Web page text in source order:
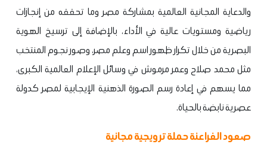
والدعاية المجانية العالمية بمشاركة مصر وما تحققه من إنجازات
رياضية ومستويات عالية في الأداء، بالإضافة إلى ترسيخ الهوية
البصرية من خلال تكرار ظهور اسم وعلم مصر، وصور نجوم المنتخب
مثل محمد صلاح وعمر مرموش في وسائل الإعلام العالمية الكبرى،
مما يسهم في إعادة رسم الصورة الذهنية الإيجابية لمصر كدولة
عصرية نابضة بالحياة.
صعود الفراعنة حملة ترويجية مجانية